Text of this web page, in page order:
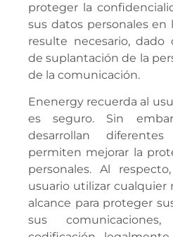
proteger la
sus datos personales
resulte necesario, dado
de suplantación de la
de la comunicación.
Enenergy recuerda al
es seguro. Sin
desarrollan
permiten mejorar la
personales. Al
usuario utilizar cualquier
alcance para proteger
sus